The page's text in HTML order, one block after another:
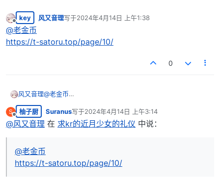
离线
key 风又音理写于2024年4月14日 上午1:38
最后由 编辑
@老金币
https://t-satoru.top/page/10/
0
风又音理@老金币
S
离线
柚子厨 Suranus写于2024年4月14日 上午3:14
最后由 编辑
@风又音理 在 求kr的近月少女的礼仪 中说：
@老金币
https://t-satoru.top/page/10/